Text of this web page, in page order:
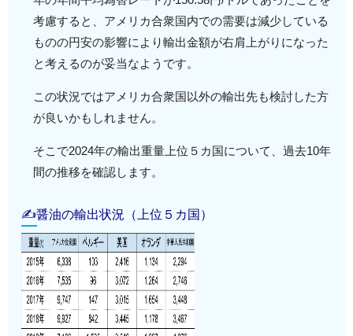
考慮すると、アメリカ合衆国内での需要は減少している
ものの円安の影響により輸出金額が右肩上がりになった
と考えるのが妥当なようです。
この状況ではアメリカ合衆国以外の輸出先も検討した方
が良いかもしれません。
そこで2024年の輸出重量上位５カ国について、過去10年
間の推移を確認します。
✍醤油の輸出状況（上位５カ国）